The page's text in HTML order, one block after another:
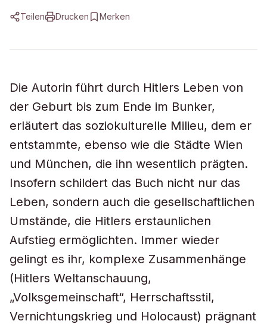
Teilen Drucken Merken
Die Autorin führt durch Hitlers Leben von
der Geburt bis zum Ende im Bunker,
erläutert das soziokulturelle Milieu, dem er
entstammte, ebenso wie die Städte Wien
und München, die ihn wesentlich prägten.
Insofern schildert das Buch nicht nur das
Leben, sondern auch die gesellschaftlichen
Umstände, die Hitlers erstaunlichen
Aufstieg ermöglichten. Immer wieder
gelingt es ihr, komplexe Zusammenhänge
(Hitlers Weltanschauung,
„Volksgemeinschaft“, Herrschaftsstil,
Vernichtungskrieg und Holocaust) prägnant